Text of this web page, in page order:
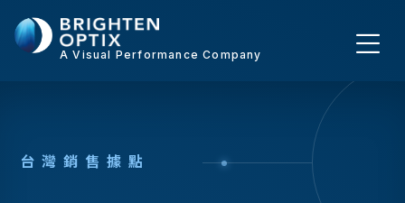
A Visual Performance Company
台灣銷 售據點